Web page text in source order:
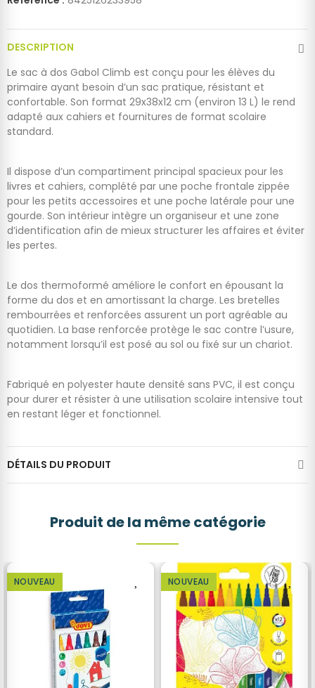
DESCRIPTION
Le sac à dos Gabol Climb est conçu pour les élèves du
primaire ayant besoin d’un sac pratique, résistant et
confortable. Son format 29x38x12 cm (environ 13 L) le rend
adapté aux cahiers et fournitures de format scolaire
standard.
Il dispose d’un compartiment principal spacieux pour les
livres et cahiers, complété par une poche frontale zippée
pour les petits accessoires et une poche latérale pour une
gourde. Son intérieur intègre un organiseur et une zone
d’identification afin de mieux structurer les affaires et éviter
les pertes.
Le dos thermoformé améliore le confort en épousant la
forme du dos et en amortissant la charge. Les bretelles
rembourrées et renforcées assurent un port agréable au
quotidien. La base renforcée protège le sac contre l’usure,
notamment lorsqu’il est posé au sol ou fixé sur un chariot.
Fabriqué en polyester haute densité sans PVC, il est conçu
pour durer et résister à une utilisation scolaire intensive tout
en restant léger et fonctionnel.
DÉTAILS DU PRODUIT
Produit de la même catégorie
NOUVEAU NOUVEAU